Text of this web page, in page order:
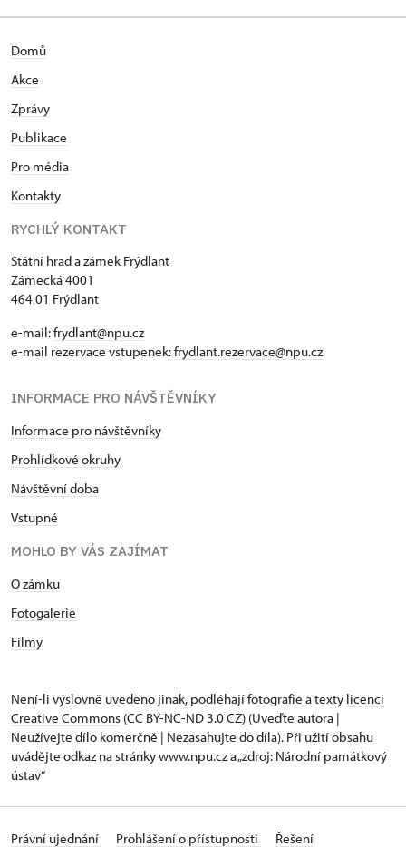
Domů
Akce
Zprávy
Publikace
Pro média
Kontakty
RYCHLÝ KONTAKT
Státní hrad a zámek Frýdlant
Zámecká 4001
464 01 Frýdlant
e-mail:frydlant@npu.cz
e-mail rezervace vstupenek:frydlant.rezervace@npu.cz
INFORMACE PRO NÁVŠTĚVNÍKY
Informace pro návštěvníky
Prohlídkové okruhy
Návštěvní doba
Vstupné
MOHLO BY VÁS ZAJÍMAT
O zámku
Fotogalerie
Filmy
Není-li výslovně uvedeno jinak, podléhají fotografie a texty licenci
Creative Commons (CC BY-NC-ND 3.0 CZ) (Uveďte autora |
Neužívejte dílo komerčně | Nezasahujte do díla). Při užití obsahu
uvádějte odkaz na stránky www.npu.cz a „zdroj: Národní památkový
ústav“
Právní ujednání Prohlášení o přístupnosti Řešení